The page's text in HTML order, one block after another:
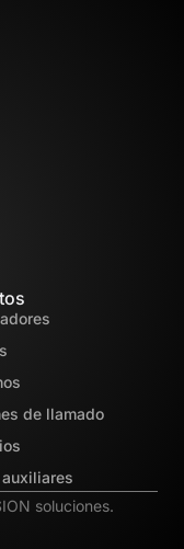
de llamado
soluciones.